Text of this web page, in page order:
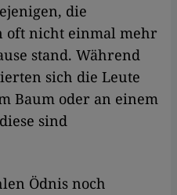
die
oft nicht einmal mehr
stand. Während
sich die Leute
Baum oder an einem
sind
Ödnis noch